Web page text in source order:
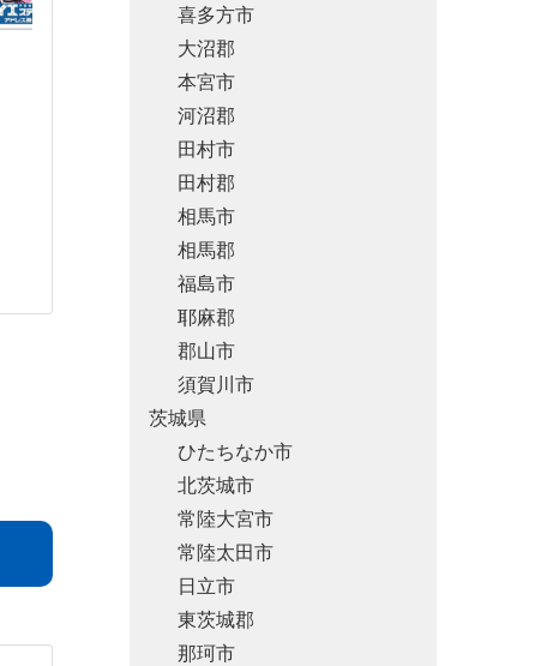
喜多方市
大沼郡
本宮市
河沼郡
田村市
田村郡
相馬市
相馬郡
福島市
耶麻郡
郡山市
須賀川市
茨城県
ひたちなか市
北茨城市
常陸大宮市
常陸太田市
日立市
東茨城郡
那珂市